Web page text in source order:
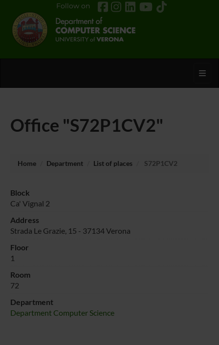
Follow on
Office "S72P1CV2"
Home Department List of places S72P1CV2
Block
Ca' Vignal 2
Address
Strada Le Grazie, 15 - 37134 Verona
Floor
1
Room
72
Department
Department Computer Science